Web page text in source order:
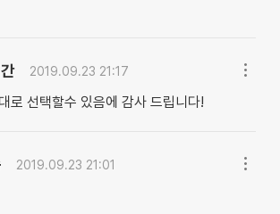
2019.09.23 21:17
로 선택할수 있음에 감사 드립니다!
2019.09.23 21:01